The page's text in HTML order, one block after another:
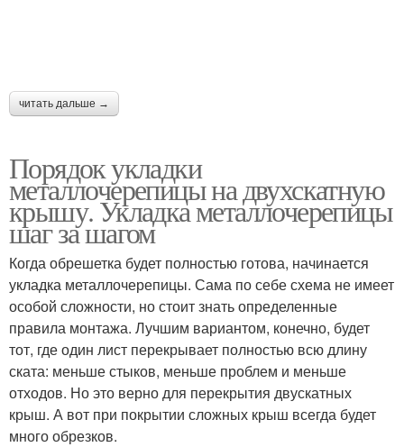
читать дальше →
Порядок укладки
металлочерепицы на двухскатную
крышу. Укладка металлочерепицы
шаг за шагом
Когда обрешетка будет полностью готова, начинается
укладка металлочерепицы. Сама по себе схема не имеет
особой сложности, но стоит знать определенные
правила монтажа. Лучшим вариантом, конечно, будет
тот, где один лист перекрывает полностью всю длину
ската: меньше стыков, меньше проблем и меньше
отходов. Но это верно для перекрытия двускатных
крыш. А вот при покрытии сложных крыш всегда будет
много обрезков.